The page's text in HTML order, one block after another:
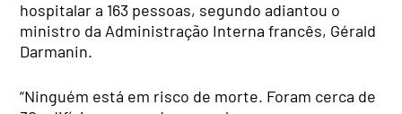
hospitalar a 163 pessoas, segundo adiantou o
ministro da Administração Interna francês, Gérald
Darmanin.
“Ninguém está em risco de morte. Foram cerca de